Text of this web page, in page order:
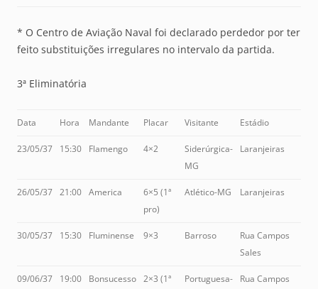
* O Centro de Aviação Naval foi declarado perdedor por ter
feito substituições irregulares no intervalo da partida.
3ª Eliminatória
Data Hora Mandante Placar Visitante Estádio
23/05/37 15:30 Flamengo 4×2
Siderúrgica-
MG
Laranjeiras
26/05/37 21:00 America
6×5 (1ª
pro)
Atlético-MG Laranjeiras
30/05/37 15:30 Fluminense 9×3 Barroso
Rua Campos
Sales
09/06/37 19:00 Bonsucesso 2×3 (1ª
Portuguesa-
Rua Campos